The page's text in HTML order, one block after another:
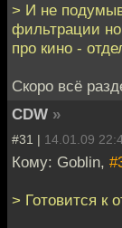
> И не
фильтрации
про кино -
Скоро всё
CDW »
#31 | 14.01.09
Кому: Goblin,
> Готовится к